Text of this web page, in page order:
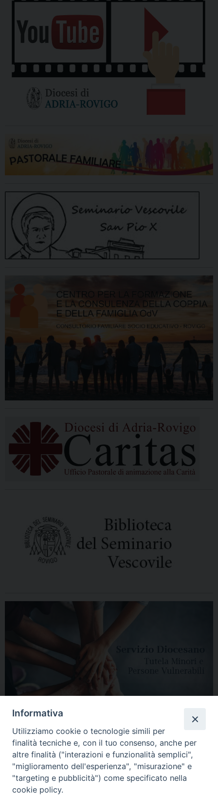
HOME DIOCESI VESCOVO CURIA VESCOVILE NEWS
Informativa
Utilizziamo cookie o tecnologie simili per
finalità tecniche e, con il tuo consenso, anche per
altre finalità ("interazioni e funzionalità semplici",
"miglioramento dell'esperienza", "misurazione" e
"targeting e pubblicità") come specificato nella
cookie policy.